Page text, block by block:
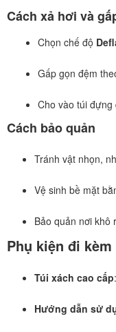
Cách xả hơi và
Chọn chế độ
Gấp gọn đệm
Cho vào túi đựng
Cách bảo quản
Tránh vật nhọn,
Vệ sinh bề mặt
Bảo quản nơi khô
Phụ kiện đi kèm
Túi xách cao cấp
Hướng dẫn sử